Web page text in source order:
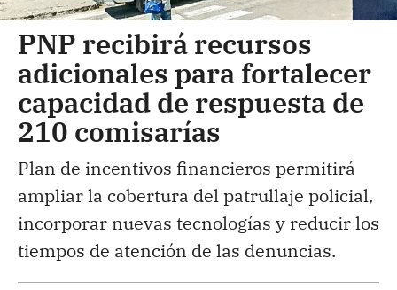
PNP recibirá recursos
adicionales para fortalecer
capacidad de respuesta de
210 comisarías
Plan de incentivos financieros permitirá
ampliar la cobertura del patrullaje policial,
incorporar nuevas tecnologías y reducir los
tiempos de atención de las denuncias.